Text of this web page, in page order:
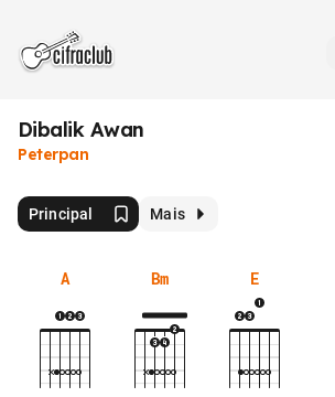
Dibalik Awan
Peterpan
Principal Mais
A Bm E